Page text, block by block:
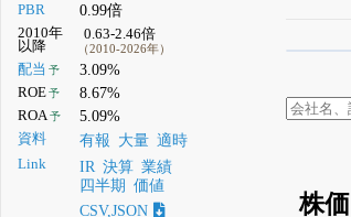
PBR 0.99倍
2010年
以降
0.63-2.46倍
（2010-2026年）
配当 予 3.09%
ROE予 8.67%
ROA 予 5.09%
資料 有報 大量 適時
Link IR 決算 業績
四半期 価値
CSV,JSON
株価